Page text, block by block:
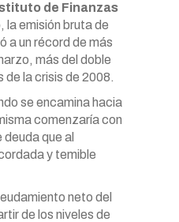
de Finanzas
, la emisión bruta de
a un récord de más
más del doble
de la crisis de 2008.
se encamina hacia
comenzaría con
que al
y temible
neto del
de los niveles de